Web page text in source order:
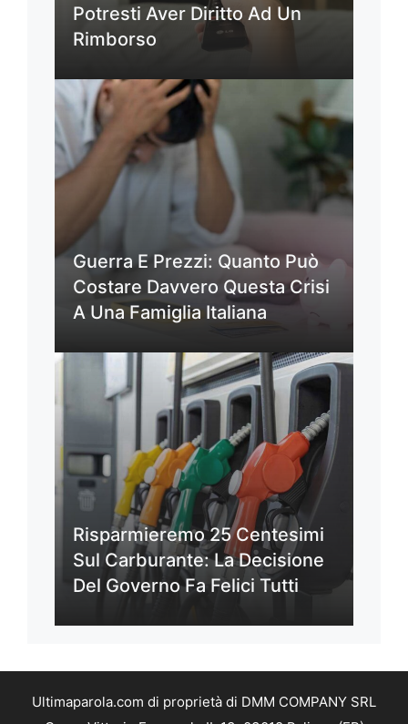
Potresti Aver Diritto Ad Un
Rimborso
Guerra E Prezzi: Quanto Può
Costare Davvero Questa Crisi
A Una Famiglia Italiana
Risparmieremo 25 Centesimi
Sul Carburante: La Decisione
Del Governo Fa Felici Tutti
Ultimaparola.com di proprietà di DMM COMPANY SRL